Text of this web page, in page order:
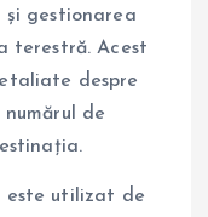
și gestionarea
terestră. Acest
despre
de
este utilizat de